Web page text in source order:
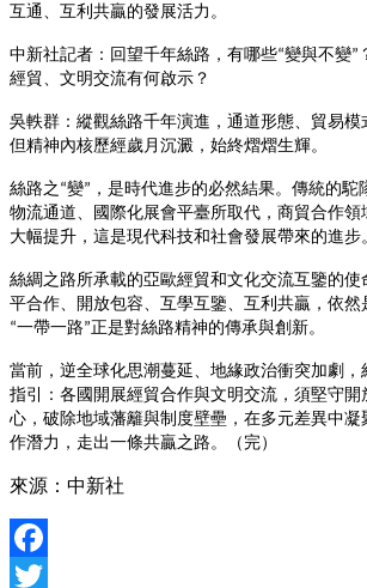
互通、互利共贏的發展活力。
中新社記者：回望千年絲路，有哪些“變與不變”
經貿、文明交流有何啟示？
吳軼群：縱觀絲路千年演進，通道形態、貿易模
但精神內核歷經歲月沉澱，始終熠熠生輝。
絲路之 “變” ，是時代進步的必然結果。傳統的
物流通道、國際化展會平臺所取代，商貿合作領
大幅提升，這是現代科技和社會發展帶來的進步
絲綢之路所承載的亞歐經貿和文化交流互鑒的使
平合作、開放包容、互學互鑒、互利共贏，依然
“一帶一路”正是對絲路精神的傳承與創新。
當前，逆全球化思潮蔓延、地緣政治衝突加劇
指引：各國開展經貿合作與文明交流，須堅守開
心，破除地域藩籬與制度壁壘，在多元差異中凝
作潛力，走出一條共贏之路。（完）
來源：中新社
Facebook